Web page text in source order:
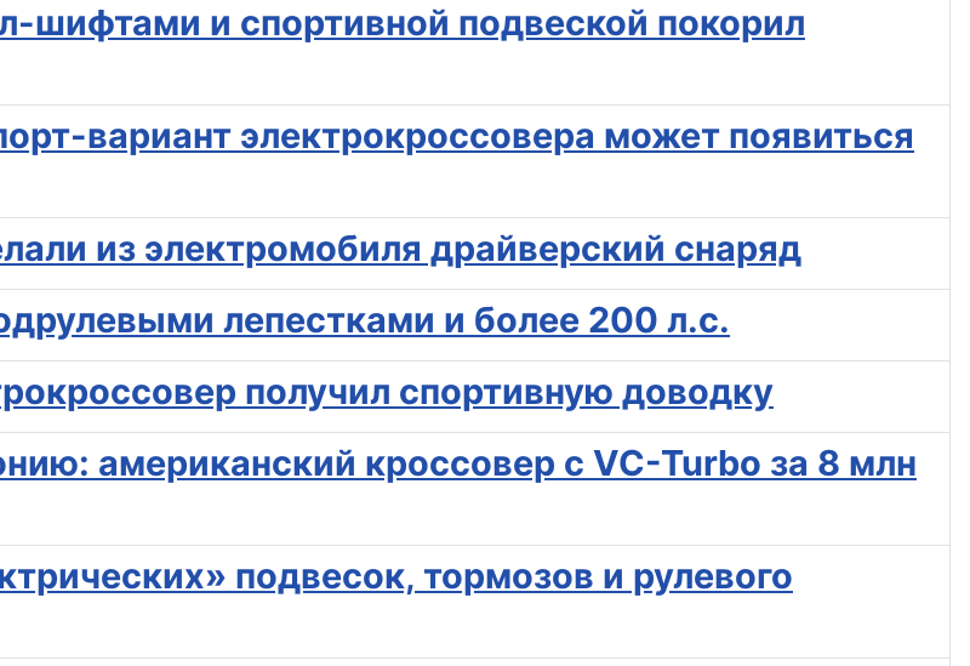
шифтами и спортивной подвеской покорил
вариант электрокроссовера может появиться
из электромобиля драйверский снаряд
лепестками и более 200 л.с.
получил спортивную доводку
американский кроссовер с VC-Turbo за 8 млн
подвесок, тормозов и рулевого